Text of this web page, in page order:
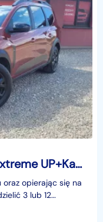
Dacia Jogger 1.0 TCe LPG Extreme UP+Kamera Cofania+Nawigacja
opierając się na
3 lub 12